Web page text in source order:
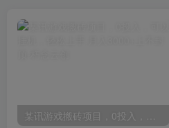
某讯游戏搬砖项目，0投入，可以挂机，轻松上手,月入3000+上不封顶